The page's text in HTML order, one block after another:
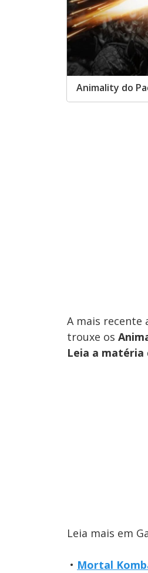
Animality do
A mais recente
trouxe os
Leia a matéria
Leia mais em
• Mortal